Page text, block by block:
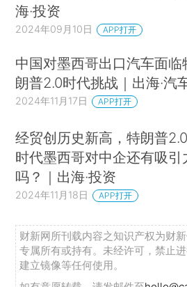
海·投资
2024年09月10日 APP打开
中国对墨西哥出口汽车面临
朗普2.0时代挑战｜出海·汽
2024年11月17日 APP打开
经贸创历史新高，特朗普2.0
时代墨西哥对中企还有吸引
吗？｜出海·投资
2024年11月18日 APP打开
财新网所刊载内容之知识产权为财
专属所有或持有。未经许可，禁止
建立镜像等任何使用。